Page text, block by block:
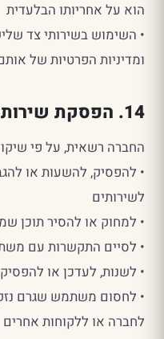
הוא על אחריותו הבלעדית
• השימוש בשירותי צד
ומדיניות הפרטיות של
14. הפסקת שירותים
החברה רשאית, על פי
• להפסיק, להשעות או
לשירותים
• למחוק או להסיר תוכן
• לסיים התקשרות עם
• לשנות, לעדכן או
• לחסום משתמש שגרם
לחברה או ללקוחות אחרים